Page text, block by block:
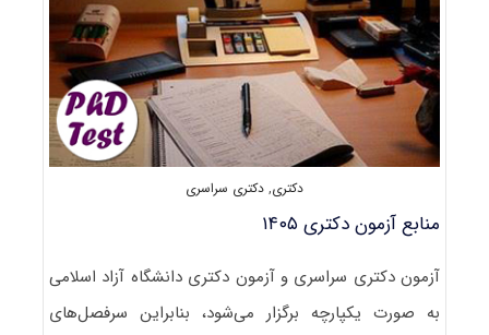
دکتری, دکتری سراسری
منابع آزمون دکتری ۱۴۰۵
آزمون دکتری سراسری و آزمون دکتری دانشگاه آزاد اسلامی
به صورت یکپارچه برگزار می‌شود، بنابراین سرفصل‌های